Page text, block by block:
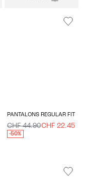
PANTALONS REGULAR FIT
CHF 44.90CHF 22.45
-50%